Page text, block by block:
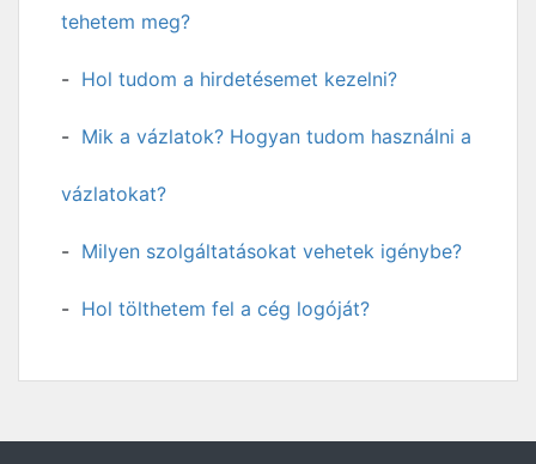
tehetem meg?
Hol tudom a hirdetésemet kezelni?
Mik a vázlatok? Hogyan tudom használni a
vázlatokat?
Milyen szolgáltatásokat vehetek igénybe?
Hol tölthetem fel a cég logóját?